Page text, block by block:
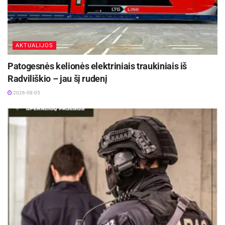
Aktualios naujienos
AKTUALIJOS
Patogesnės kelionės elektriniais traukiniais iš
Radviliškio – jau šį rudenį
2026-08-05